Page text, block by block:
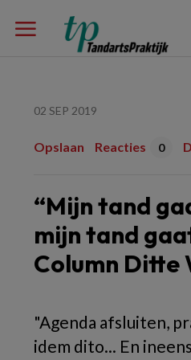
02 SEP 2019
Opslaan Reacties 0
“Mijn tand
mijn tand
Column Ditte
"Agenda afsluiten,
idem dito... En